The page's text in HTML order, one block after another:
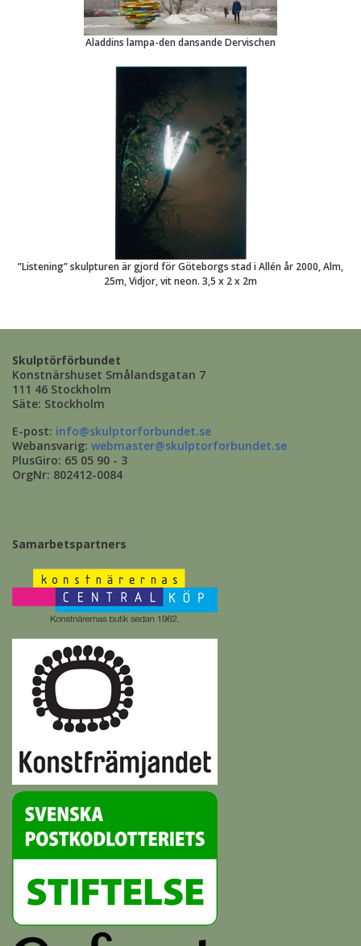
Aladdins lampa-den dansande Dervischen
”Listening” skulpturen är gjord för Göteborgs stad i Allén år 2000, Alm,
25m, Vidjor, vit neon. 3,5 x 2 x 2m
Skulptörförbundet
Konstnärshuset Smålandsgatan 7
111 46 Stockholm
Säte: Stockholm
E-post: info@skulptorforbundet.se
Webansvarig: webmaster@skulptorforbundet.se
PlusGiro: 65 05 90 - 3
OrgNr: 802412-0084
Samarbetspartners